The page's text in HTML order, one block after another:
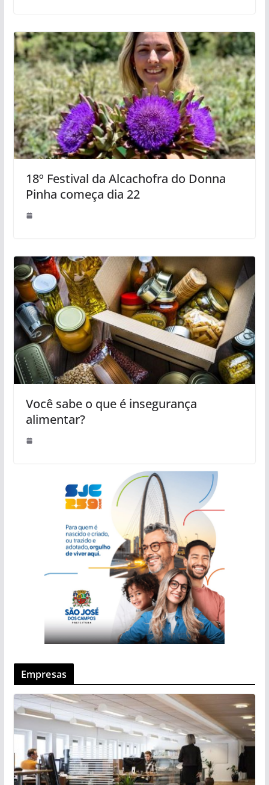
18º Festival da Alcachofra do Donna
Pinha começa dia 22
Você sabe o que é insegurança
alimentar?
Empresas